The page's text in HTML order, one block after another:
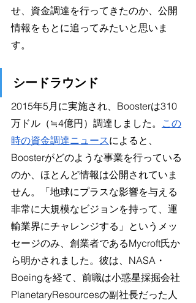
せ、資金調達を行ってきたのか、公開
情報をもとに追ってみたいと思いま
す。
シードラウンド
2015年5月に実施され、Boosterは310
万ドル（≒4億円）調達しました。 この
時の資金調達ニュースによると、
Boosterがどのような事業を行っている
のか、ほとんど情報は公開されていま
せん。「地球にプラスな影響を与える
非常に大規模なビジョンを持って、運
輸業界にチャレンジする」というメッ
セージのみ、創業者であるMycroft氏か
ら明かされました。彼は、NASA・
Boeingを経て、前職は小惑星採掘会社
PlanetaryResourcesの副社長だった人